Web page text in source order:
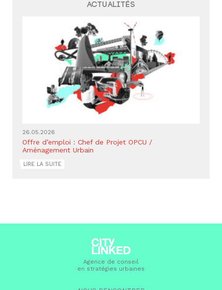
Actualités
26.05.2026
Offre d’emploi : Chef de Projet OPCU /
Aménagement Urbain
LIRE LA SUITE
Agence de conseil
en stratégies urbaines